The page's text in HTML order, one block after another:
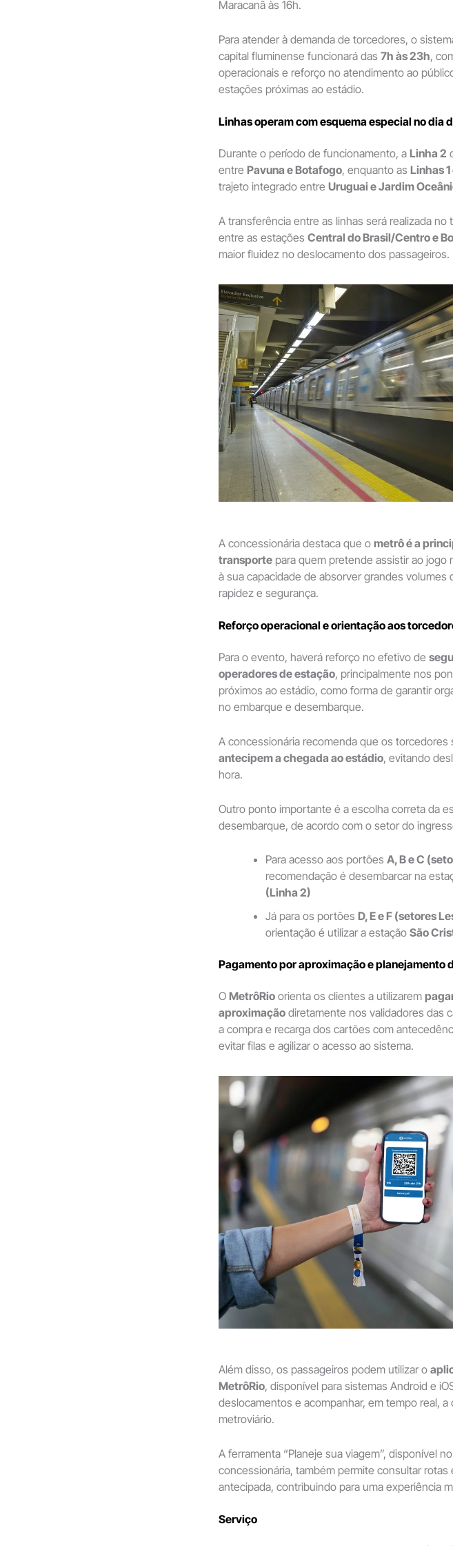
Maracanã às 16h.
Para atender à demanda de torcedores, o
capital fluminense funcionará das 7h às 23h,
operacionais e reforço no atendimento ao
estações próximas ao estádio.
Linhas operam com esquema especial no dia
Durante o período de funcionamento, a Linha 2
entre Pavuna e Botafogo, enquanto as Linhas 1
trajeto integrado entre Uruguai e Jardim
A transferência entre as linhas será realizada
entre as estações Central do Brasil/Centro e
maior fluidez no deslocamento dos passageiros.
A concessionária destaca que o metrô é a
transporte para quem pretende assistir ao jogo
à sua capacidade de absorver grandes volumes
rapidez e segurança.
Reforço operacional e orientação aos
Para o evento, haverá reforço no efetivo de
operadores de estação, principalmente nos
próximos ao estádio, como forma de garantir
no embarque e desembarque.
A concessionária recomenda que os torcedores
antecipem a chegada ao estádio, evitando
hora.
Outro ponto importante é a escolha correta da
desembarque, de acordo com o setor do
Para acesso aos portões A, B e C
recomendação é desembarcar na
(Linha 2)
Já para os portões D, E e F (setores
orientação é utilizar a estação São
Pagamento por aproximação e planejamento
O MetrôRio orienta os clientes a utilizarem
aproximação diretamente nos validadores das
a compra e recarga dos cartões com
evitar filas e agilizar o acesso ao sistema.
Além disso, os passageiros podem utilizar o
MetrôRio, disponível para sistemas Android e
deslocamentos e acompanhar, em tempo real,
metroviário.
A ferramenta “Planeje sua viagem”, disponível
concessionária, também permite consultar rotas
antecipada, contribuindo para uma experiência
Serviço